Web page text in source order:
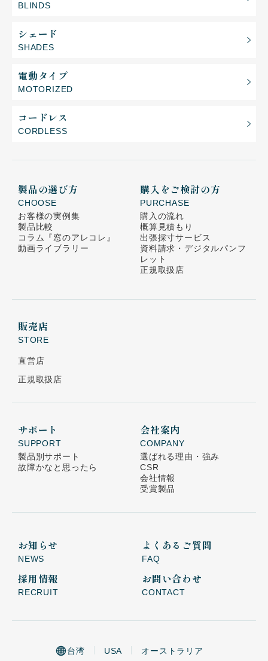
BLINDS
シェード
SHADES
電動タイプ
MOTORIZED
コードレス
CORDLESS
製品の選び方
CHOOSE
お客様の実例集
製品比較
コラム 『窓のアレコレ』
動画ライブラリー
購入をご検討の方
PURCHASE
購入の流れ
概算見積もり
出張採寸サービス
資料請求・デジタルパンフ
レット
正規取扱店
販売店
STORE
直営店
正規取扱店
サポート
SUPPORT
製品別サポート
故障かなと思ったら
会社案内
COMPANY
選ばれる理由・強み
CSR
会社情報
受賞製品
お知らせ
NEWS
よくあるご質問
FAQ
採用情報
RECRUIT
お問い合わせ
CONTACT
台湾 USA オーストラリア